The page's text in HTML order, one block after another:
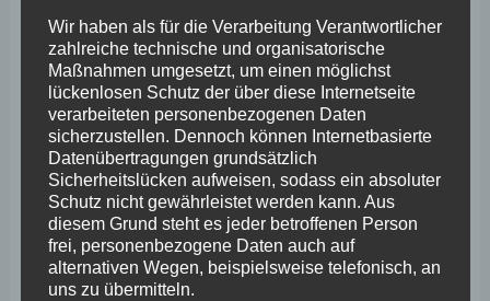
August 2024
Juli 2024
Juni 2024
Mai 2024
April 2024
März 2024
Februar 2024
Wir haben als für die Verarbeitung Verantwortlicher
zahlreiche technische und organisatorische
Maßnahmen umgesetzt, um einen möglichst
lückenlosen Schutz der über diese Internetseite
verarbeiteten personenbezogenen Daten
sicherzustellen. Dennoch können Internetbasierte
Datenübertragungen grundsätzlich
Sicherheitslücken aufweisen, sodass ein absoluter
Schutz nicht gewährleistet werden kann. Aus
diesem Grund steht es jeder betroffenen Person
frei, personenbezogene Daten auch auf
alternativen Wegen, beispielsweise telefonisch, an
uns zu übermitteln.